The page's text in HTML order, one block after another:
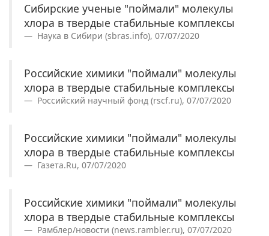
Сибирские ученые "поймали" молекулы
хлора в твердые стабильные комплексы
Наука в Сибири (sbras.info), 07/07/2020
Российские химики "поймали" молекулы
хлора в твердые стабильные комплексы
Российский научный фонд (rscf.ru), 07/07/2020
Российские химики "поймали" молекулы
хлора в твердые стабильные комплексы
Газета.Ru, 07/07/2020
Российские химики "поймали" молекулы
хлора в твердые стабильные комплексы
Рамблер/новости (news.rambler.ru), 07/07/2020